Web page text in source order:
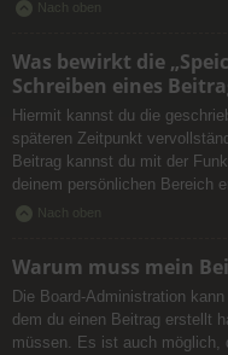
Nach oben
Was bewirkt die
Schreiben eines
Hiermit kannst du die
späteren Zeitpunkt
Beitrag kannst du mit der
deinem persönlichen Bereich
Nach oben
Warum muss mein
Die Board-Administration
dem du einen Beitrag erstellt
müssen. Es ist auch möglich,